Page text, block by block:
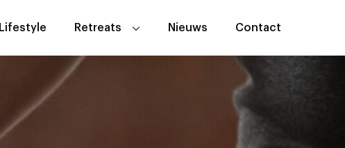
Lifestyle Retreats
Andalusië Anders Yogaretreat
Nieuws Contact